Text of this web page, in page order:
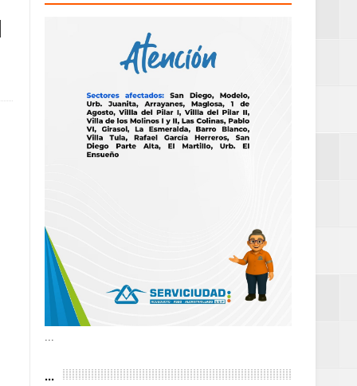
violencias
sin
Gobierno de
de la Mujer
...